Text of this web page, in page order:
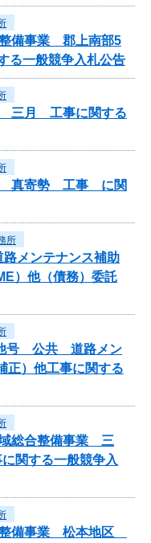
整備事業 郡上南部5
る一般競争入札公告
三月 工事に関する
真寄勢 工事 に関
所
メンテナンス補助
）他（債務）委託
他号 公共 道路メン
正）他工事に関する
域総合整備事業 三
関する一般競争入
整備事業 松本地区